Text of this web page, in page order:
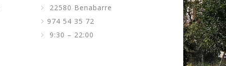
22580 Benabarre
974 54 35 72
9:30 – 22:00